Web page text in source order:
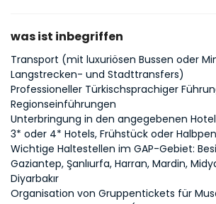
was ist inbegriffen
Transport (mit luxuriösen Bussen oder
Langstrecken- und Stadttransfers)
Professioneller Türkischsprachiger
Regionseinführungen
Unterbringung in den angegebenen
3* oder 4* Hotels, Frühstück oder
Wichtige Haltestellen im GAP-Gebiet:
Gaziantep, Şanlıurfa, Harran, Mardin,
Diyarbakır
Organisation von Gruppentickets für